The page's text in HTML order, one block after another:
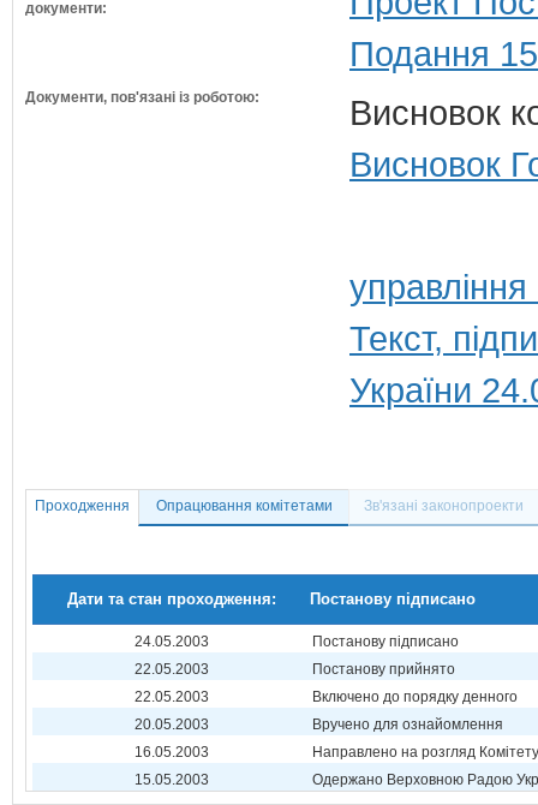
документи:
Подання
Документи, пов'язані із роботою:
Висновок
Висновок
Текст,
України
Проходження Опрацювання комітетами Зв'язані законопроекти
Дати та стан проходження: Постанову підписано
24.05.2003
Постанову підписано
22.05.2003
Постанову прийнято
22.05.2003
Включено до порядку денного
20.05.2003
Вручено для ознайомлення
16.05.2003
Направлено на розгляд Комітету
15.05.2003
Одержано Верховною Радою